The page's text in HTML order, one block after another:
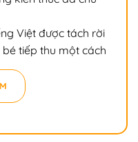
Việt được tách rời
tiếp thu một cách
hoặc chơi cùng